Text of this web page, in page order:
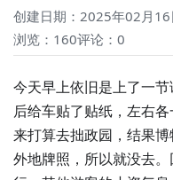
创建日期：2025年02月
浏览：160评论：0
今天早上依旧是上了一
后给车贴了贴纸，左右
来打算去拙政园，结果
外地牌照，所以就没去